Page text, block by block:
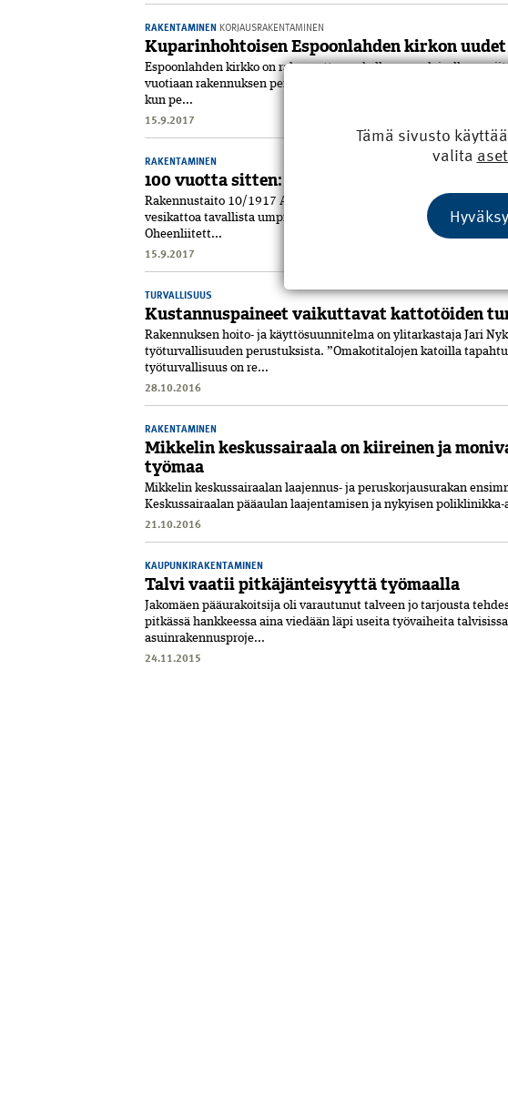
RAKENTAMINEN KORJAUSRAKENTAMINEN
Kuparinhohtoisen Espoonlahden kirkon
Espoonlahden kirkko on rakennettu vankalle suomalaiselle
vuotiaan rakennuksen peruskorjaus aikaistettiin, kun katon
kun pe...
15.9.2017
RAKENTAMINEN
100 vuotta sitten: Uutuuksia.
Rakennustaito 10/1917 Allekirjoittanut on käytännöllisesti
vesikattoa tavallista umpinaista ruodelaudoitusta käyttäen
Oheenliitett...
15.9.2017
TURVALLISUUS
Kustannuspaineet vaikuttavat kattotöiden
Rakennuksen hoito- ja käyttösuunnitelma on ylitarkastaja Jari
työturvallisuuden perustuksista. ”Omakotitalojen katoilla
työturvallisuus on re...
28.10.2016
RAKENTAMINEN
Mikkelin keskussairaala on kiireinen ja
työmaa
Mikkelin keskussairaalan laajennus- ja peruskorjausurakan
Keskussairaalan pääaulan laajentamisen ja nykyisen
21.10.2016
KAUPUNKIRAKENTAMINEN
Talvi vaatii pitkäjänteisyyttä työmaalla
Jakomäen pääurakoitsija oli varautunut talveen jo tarjousta
pitkässä hankkeessa aina viedään läpi useita työvaiheita
asuinrakennusproje...
24.11.2015
Tämä sivusto
valita
Hyväksy